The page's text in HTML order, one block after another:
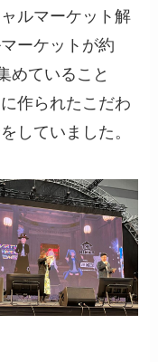
ルマーケット解
ーケットが約
めていること
作られたこだわ
していました。